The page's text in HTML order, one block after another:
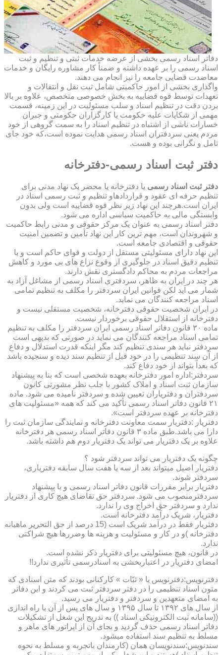
دفاتر اسناد رسمی بخشی از عرضه خدمات ثبتی و تنظیم و ثبت
اسناد رسمی را بر عهده داشته و ضمناً کار مشاوره رایگان و خدمات
معاضدت قضایی جامعه را نیز انجام می دهند.
واگذاری بخشی از امور حاکمیتی شامل ثبت نقل و انتقالات و
تعهدات توسط قوه قضاییه به بخش خصوصی متخصص، علاوه بر بالا
بردن دقت در تنظیم اسناد و سلب مسئولیت در این زمینه، قسمت
مهمی از شکایات علیه حکومت یا کارگزاران حکومتی و جبران
خسارات ناشی از اشتباه در تنظیم اسناد را به سمت گروهی از خود
مردم یعنی سردفتران اسناد رسمی هدایت نموده است،که خود جای
تامل و نگرانی بوده و هست.
دفتر ثبت اسناد رسمی-دفترخانه
دفتر ثبت اسناد رسمی یا دفترخانه یا محضر یک نهاد مدنی برای
تنظیم حرفه ای عقود و قراردادهاو تنظیم و ثبت رسمی اسناد در
ایران است.هرچند این نهاد زیر نظر قوه قضاییه است ولی بدون
وابستگی مالی به حاکمیت سیاسی اداره می شود.
دفتر اسناد رسمی به عنوان یک مرکز حقوقی و مدنی رابط حاکمیت
و شهروندان است، مهم ترین کار این نهاد تأمین و تضمین امنیت
حقوقی و اقتصادی جامعه است.
این نهاد دارای مسئولیتی مستقل از دولت و قوای حاکم است و با
تنظیم دقیق اسناد در جلوگیری از وقوع نزاع های بی مورد و کاهش
مراجعات مردم به محاکم دادگستری نقش دارند.
هر چند در ایران به ظاهر، سردفتری اسناد رسمی از مشاغل آزاد به
شمار می آید لکن قوانین ایران سردفتر را مکلف به تنظیم تمامی
اسناد مراجعه کنندگان می نماید.
در ایران شخصیت حقوقی دفترخانه، شخصیت مستقلی نیست و
دفترخانه از استقلال حقوقی برخوردار نیست.
ماده ۳۰ قانون دفاتر اسناد رسمی ایران سردفتر را مکلف به تنظیم
تمامی اسناد مراجعه کنندگان می نماید در صورتی که بدیهی است
سردفتر نباید هر سندی تنظیم کند مگر اینکه قدرت استدلال و دفاع
از آن سند تنظیمی را در خود قبل از تنظیم سند دیده و سنجیده باشد
که بعداً بتواند از خود دفاع کند.
سردفتر:اداره امور دفترخانه بعهده شخصی است که بنا به پیشنهاد
سازمان ثبت اسناد و املاک کشور با جلب نظر مشورتی کانون
سردفتران و دفتریاران تعیین شده و سردفتر نامیده می شود. ماده
۲۱ قانون دفاتر اسناد رسمی تأکید می کند که همه «مسئولیت های
دفترخانه بر عهده سردفتر است».
دفتریار :دفتریار سمت معاونت دفترخانه و نمایندگی سازمان ثبت را
دارا می باشد.طبق ماده ۳ قانون دفاتر اسناد رسمی هر دفترخانه
علاوه بر یک دفتریار می تواند یک دفتریار دوم هم داشته باشد.
چگونه یک دفتریار می تواند سردفتر شود ؟
دفتریار اصیل میتواند بعد از سه یا هفت سال سابقه دفتریاری،
سردفتر شوند.
دفتریار برابر مقررات قانون دفاتر اسناد رسمی و با پیشنهاد
سردفترمنصوب می شود. سردفتر حق تقاضای هیچ کاری از دفتریار
ندارد و سردفتر حق اخراج وی را ندارد.
دفتریار، شریک درآمد دفترخانه است.
دفتریار فقط در درآمد شریک است (15 درصد از حق التحریر ماهیانه
دفترخانه )و در کار و مسئولیت و هزینه ها وضررها هیچ شراکتی
ندارد.
در قانون، هیچ مسئولیتی برای دفتریار ذکر نشده است.
امضای دفتریار در اعتباربخشی به اسنادرسمی تأثیری ندارد!!
دفترنویس:دفترنویس یا « ثبّات » کارکنانی بودند که متن اسنادی که
متون اسناد تنظیمی را در دفتر سردفتر ثبت می کردند و این دفاتر
به امضای متعهدین و سردفتر و دفتریار می رسید.
از سال های ۱۳۹۲ تا سال ۱۳۹۵ و سال های پس از آن با راه اندازی
((سامانه ثبت الکترونیکی اسناد )) به تدریج این شغل از تشکیلات
دفاتر اسناد رسمی حذف گردید و بجای آن از اپراتور های ماهر و
مسلط به تنظیم سند استفاده میشود.
سندنویس:سندنویسان همان (کارمندان باتجربه و مسلط به نحوه